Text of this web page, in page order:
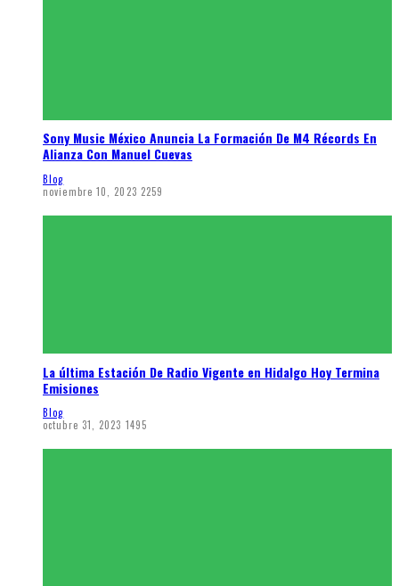
Sony Music México Anuncia La Formación De M4 Récords En
Alianza Con Manuel Cuevas
Blog
noviembre 10, 2023 2259
La última Estación De Radio Vigente en Hidalgo Hoy Termina
Emisiones
Blog
octubre 31, 2023 1495